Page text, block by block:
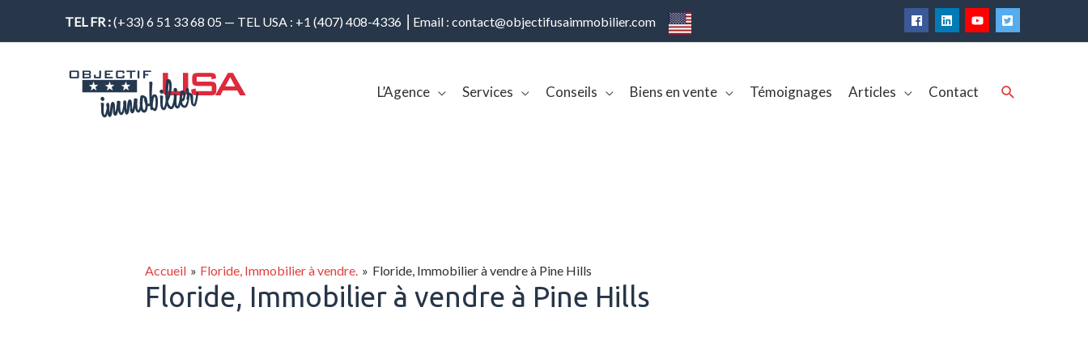
TEL FR :(+33) 6 51 33 68 05 — TEL USA : +1 (407) 408-4336 ⎢Email : contact@objectifusaimmobilier.com
L’Agence Services Conseils Biens en vente Témoignages Articles Contact Rechercher
Accueil Floride, Immobilier à vendre. Floride, Immobilier à vendre à Pine Hills
Floride, Immobilier à vendre à Pine Hills